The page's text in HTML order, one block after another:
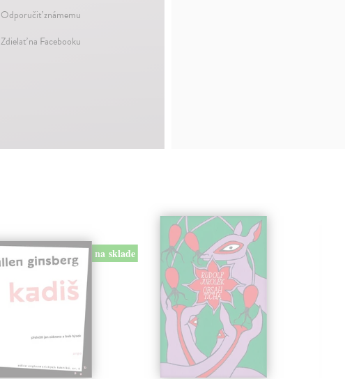
Odporučiť známemu
Zdielať na Facebooku
na sklade